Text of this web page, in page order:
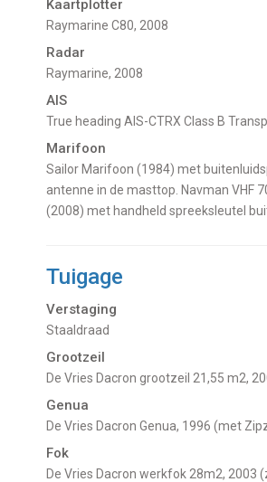
Kaartplotter
Raymarine C80, 2008
Radar
Raymarine, 2008
AIS
True heading AIS-CTRX Class B
Marifoon
Sailor Marifoon (1984) met buitenluidspreker VHF
antenne in de masttop. Navman VHF
(2008) met handheld spreeksleutel
Tuigage
Verstaging
Staaldraad
Grootzeil
De Vries Dacron grootzeil 21,55 m2,
Genua
De Vries Dacron Genua, 1996 (met
Fok
De Vries Dacron werkfok 28m2, 2003 (zeer zelden